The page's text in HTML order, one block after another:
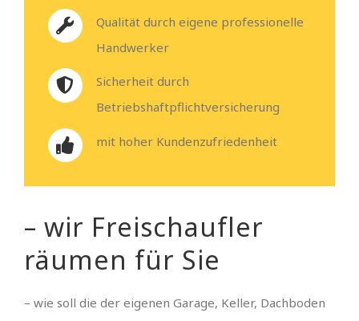
Qualität durch eigene professionelle
Handwerker
Sicherheit durch
Betriebshaftpflichtversicherung
mit hoher Kundenzufriedenheit
– wir Freischaufler
räumen für Sie
– wie soll die der eigenen Garage, Keller, Dachboden